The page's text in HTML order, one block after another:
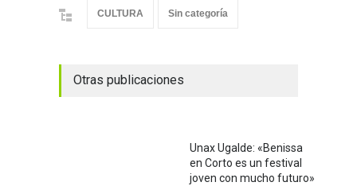
CULTURA Sin categoría
Otras publicaciones
Unax Ugalde: «Benissa
en Corto es un festival
joven con mucho futuro»